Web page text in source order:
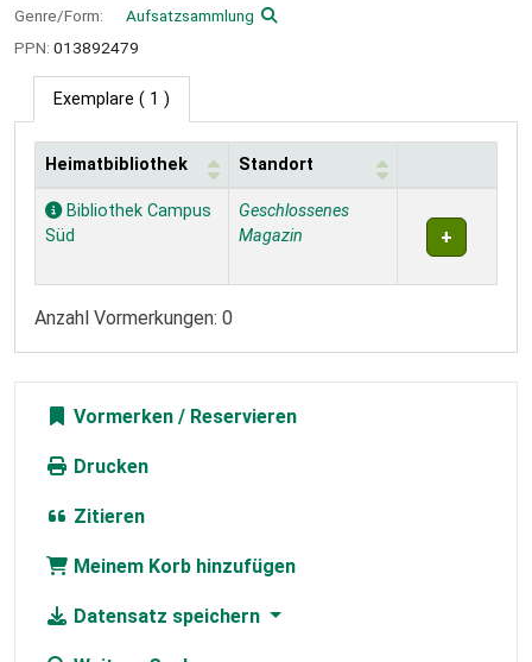
Genre/Form:
Aufsatzsammlung
PPN: 013892479
Exemplare ( 1 )
Exemplare
Heimatbibliothek Standort
Bibliothek Campus
Süd
Geschlossenes
Magazin
Anzahl Vormerkungen: 0
Vormerken
Drucken
Zitieren
Meinem Korb hinzufügen
Datensatz speichern